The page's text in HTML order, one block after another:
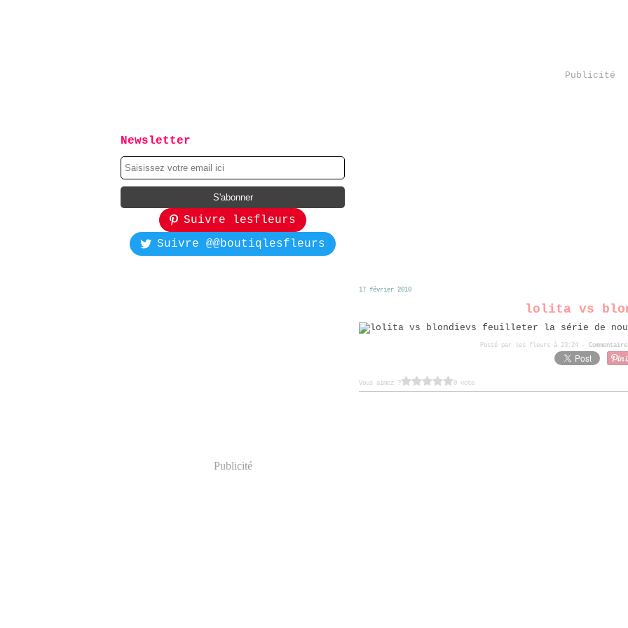
Newsletter
Suivre lesfleurs
Suivre @@boutiqlesfleurs
Publicité
Publicité
17 février 2010
lolita vs
vs feuilleter la série de
Posté par les fleurs à 23:24 -
Vous aimez ? 0 vote